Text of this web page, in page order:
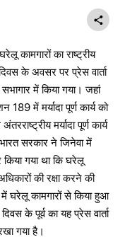
घरेलू कामगारों का राष्ट्रीय
दिवस के अवसर पर प्रेस वार्ता
में किया गया। जहां
में मर्यादा पूर्ण कार्य को
मर्यादा पूर्ण कार्य
सरकार ने जिनेवा में
गया था कि घरेलू
की रक्षा करने की
घरेलू कामगारों से किया हुआ
के पूर्व का यह प्रेस वार्ता
गया है।